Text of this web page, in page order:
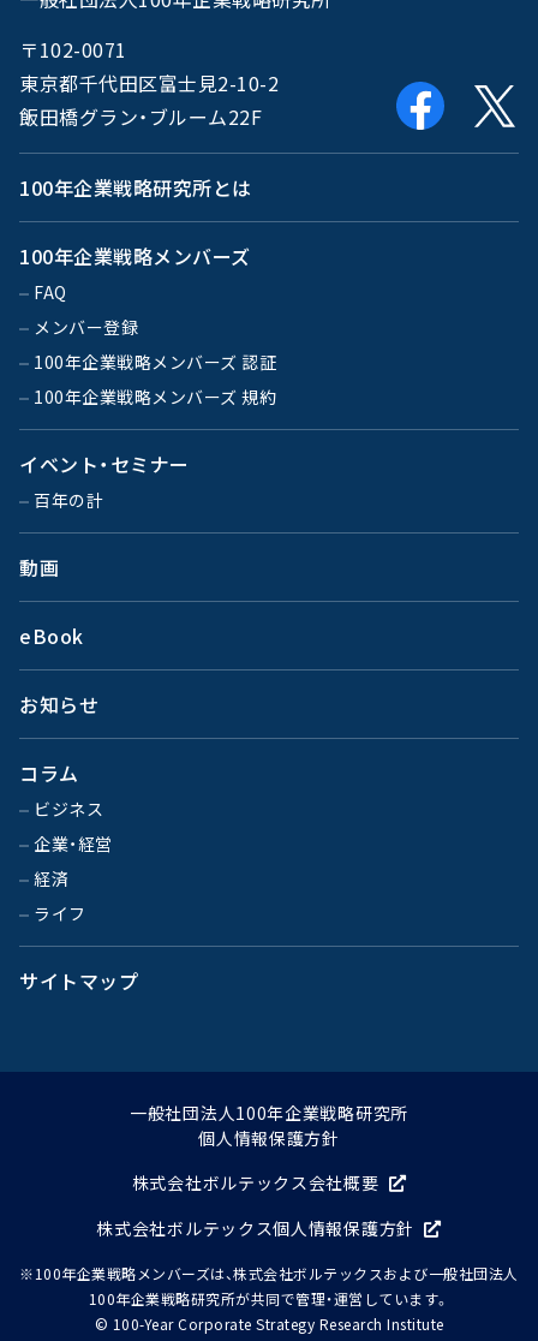
〒102-0071
東京都千代田区富士見2-10-2
飯田橋グラン・ブルーム22F
100年企業戦略研究所とは
100年企業戦略メンバーズ
FAQ
メンバー登録
100年企業戦略メンバーズ 認証
100年企業戦略メンバーズ 規約
イベント・セミナー
百年の計
動画
eBook
お知らせ
コラム
ビジネス
企業・経営
経済
ライフ
サイトマップ
一般社団法人100年企業戦略研究所
個人情報保護方針
株式会社ボルテックス会社概要
株式会社ボルテックス個人情報保護方針
※100年企業戦略メンバーズは、株式会社ボルテックスおよび一般社団法人
100年企業戦略研究所が共同で管理・運営しています。
© 100-Year Corporate Strategy Research Institute